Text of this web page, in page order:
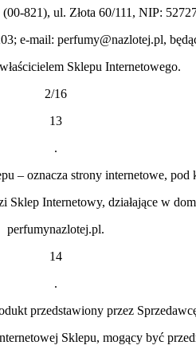
821), ul. Złota 60/111, NIP:
e-mail: perfumy@nazlotej.pl,
Sklepu Internetowego.
2/16
13
.
– oznacza strony internetowe, pod
Sklep Internetowy, działające w
perfumynazlotej.pl.
14
.
przedstawiony przez
Sklepu, mogący być